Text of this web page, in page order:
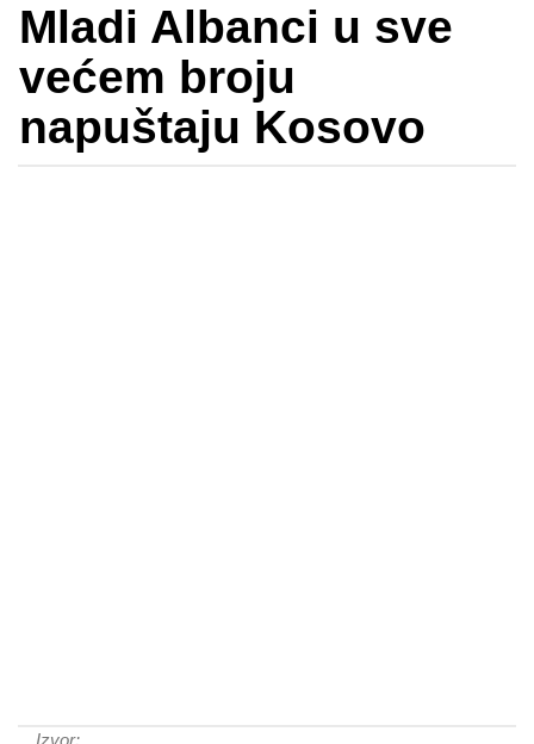
Mladi Albanci u sve
većem broju
napuštaju Kosovo
Izvor: